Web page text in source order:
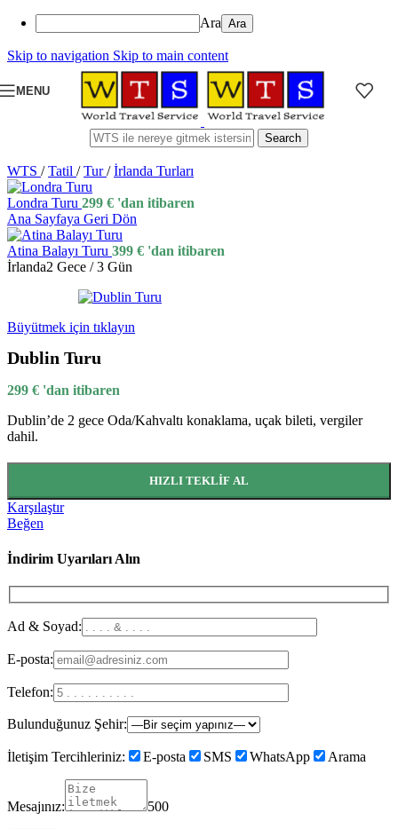
Ara
Skip to navigation Skip to main content
MENU
Search
WTS / Tatil / Tur/ İrlanda Turları
Londra Turu 299 € 'dan itibaren
Ana Sayfaya Geri Dön
Atina Balayı Turu 399 € 'dan itibaren
İrlanda2 Gece / 3 Gün
Büyütmek için tıklayın
Dublin Turu
299 € 'dan itibaren
Dublin’de 2 gece Oda/Kahvaltı konaklama, uçak bileti, vergiler
dahil.
HIZLI TEKLIF AL
Karşılaştır
Beğen
İndirim Uyarıları Alın
Ad & Soyad:
E-posta:
Telefon:
Bulunduğunuz Şehir:
İletişim Tercihleriniz: E-posta SMS WhatsApp Arama
Mesajınız: 500